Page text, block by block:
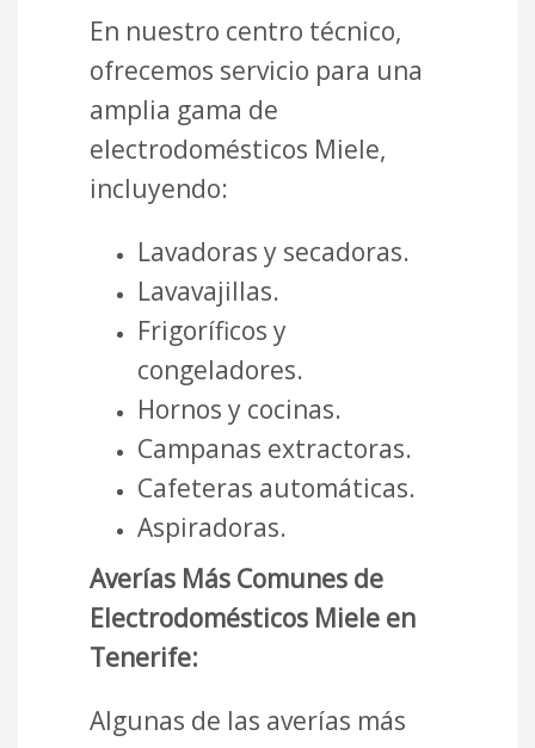
En nuestro centro técnico,
ofrecemos servicio para una
amplia gama de
electrodomésticos Miele,
incluyendo:
Lavadoras y secadoras.
Lavavajillas.
Frigoríficos y
congeladores.
Hornos y cocinas.
Campanas extractoras.
Cafeteras automáticas.
Aspiradoras.
Averías Más Comunes de
Electrodomésticos Miele en
Tenerife:
Algunas de las averías más